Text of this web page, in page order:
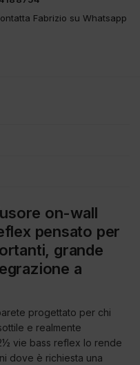
Fabrizio su Whatsapp
on-wall
pensato per
grande
a
progettato per chi
e realmente
vie bass reflex lo rende
dove è richiesta una